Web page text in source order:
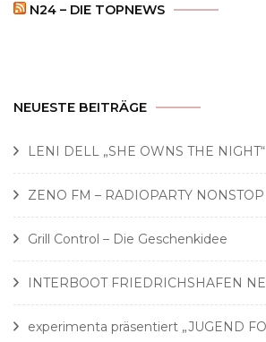
N24 – DIE TOPNEWS
NEUESTE BEITRÄGE
LENI DELL „SHE OWNS THE NIGHT“
ZENO FM – RADIOPARTY NONSTOP
Grill Control – Die Geschenkidee
INTERBOOT FRIEDRICHSHAFEN
experimenta präsentiert „JUGEND